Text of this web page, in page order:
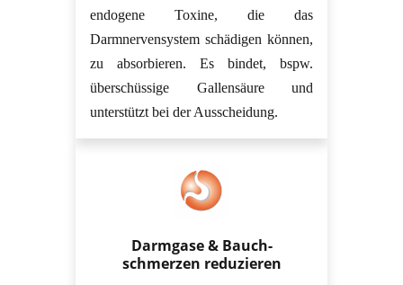
endogene Toxine, die das
Darmnervensystem schädigen können,
zu absorbieren. Es bindet, bspw.
überschüssige Gallensäure und
unterstützt bei der Ausscheidung.
Darmgase & Bauch-
schmerzen reduzieren